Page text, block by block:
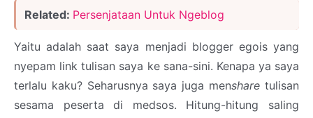
Related: Persenjataan Untuk Ngeblog
Yaitu adalah saat saya menjadi blogger egois yang
nyepam link tulisan saya ke sana-sini. Kenapa ya saya
terlalu kaku? Seharusnya saya juga menshare tulisan
sesama peserta di medsos. Hitung-hitung saling